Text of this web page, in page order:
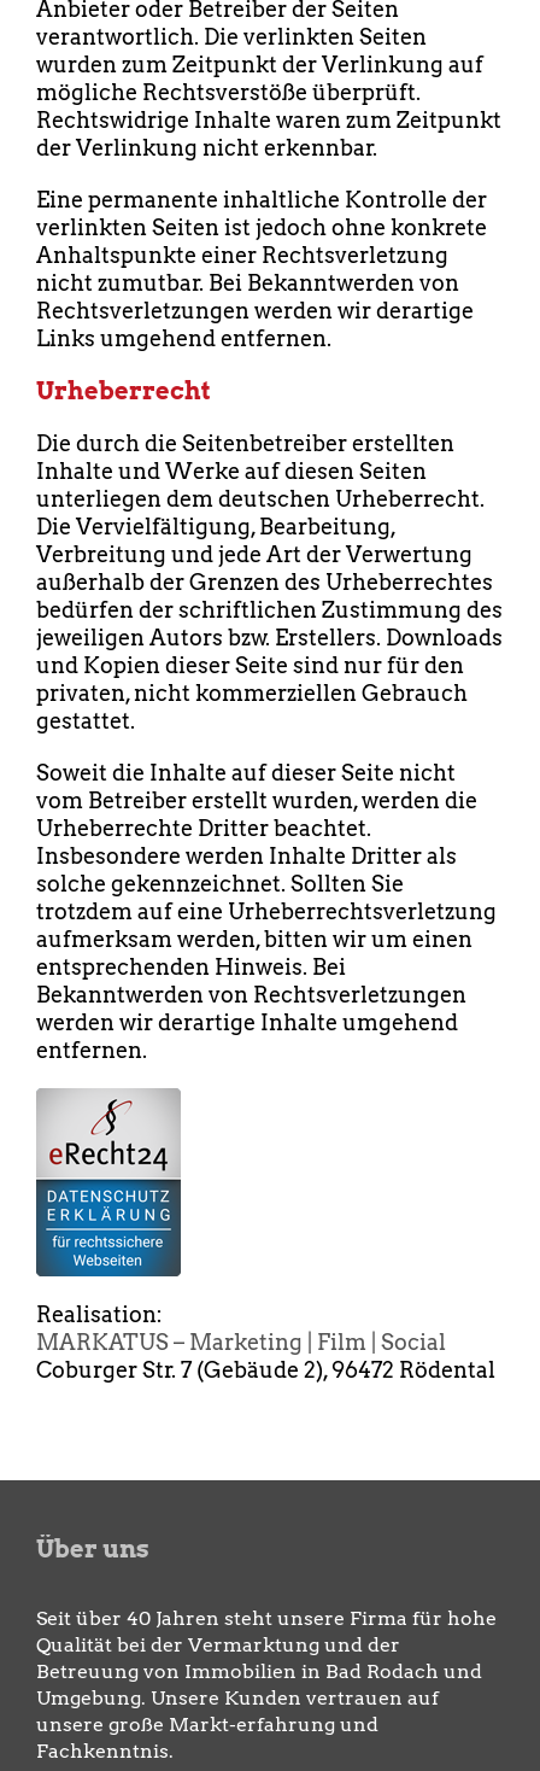
Anbieter oder Betreiber der Seiten
verantwortlich. Die verlinkten Seiten
wurden zum Zeitpunkt der Verlinkung auf
mögliche Rechtsverstöße überprüft.
Rechtswidrige Inhalte waren zum Zeitpunkt
der Verlinkung nicht erkennbar.
Eine permanente inhaltliche Kontrolle der
verlinkten Seiten ist jedoch ohne konkrete
Anhaltspunkte einer Rechtsverletzung
nicht zumutbar. Bei Bekanntwerden von
Rechtsverletzungen werden wir derartige
Links umgehend entfernen.
Urheberrecht
Die durch die Seitenbetreiber erstellten
Inhalte und Werke auf diesen Seiten
unterliegen dem deutschen Urheberrecht.
Die Vervielfältigung, Bearbeitung,
Verbreitung und jede Art der Verwertung
außerhalb der Grenzen des Urheberrechtes
bedürfen der schriftlichen Zustimmung des
jeweiligen Autors bzw. Erstellers. Downloads
und Kopien dieser Seite sind nur für den
privaten, nicht kommerziellen Gebrauch
gestattet.
Soweit die Inhalte auf dieser Seite nicht
vom Betreiber erstellt wurden, werden die
Urheberrechte Dritter beachtet.
Insbesondere werden Inhalte Dritter als
solche gekennzeichnet. Sollten Sie
trotzdem auf eine Urheberrechtsverletzung
aufmerksam werden, bitten wir um einen
entsprechenden Hinweis. Bei
Bekanntwerden von Rechtsverletzungen
werden wir derartige Inhalte umgehend
entfernen.
Realisation:
MARKATUS – Marketing | Film | Social
Coburger Str. 7 (Gebäude 2), 96472 Rödental
Über uns
Seit über 40 Jahren steht unsere Firma für hohe
Qualität bei der Vermarktung und der
Betreuung von Immobilien in Bad Rodach und
Umgebung. Unsere Kunden vertrauen auf
unsere große Markt-erfahrung und
Fachkenntnis.